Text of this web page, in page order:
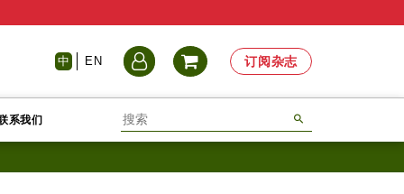
中 EN 订阅杂志
系我们